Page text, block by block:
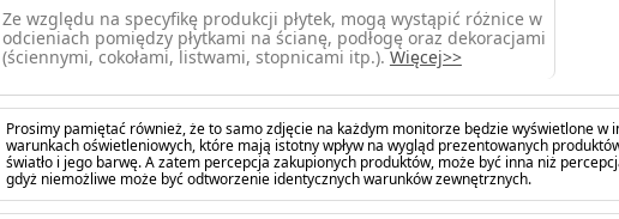
Ze względu na specyfikę produkcji płytek, mogą wystąpić różnice w
odcieniach pomiędzy płytkami na ścianę, podłogę oraz dekoracjami
(ściennymi, cokołami, listwami, stopnicami itp.). Więcej>>
Prosimy pamiętać również, że to samo zdjęcie na każdym monitorze będzie wyświetlone w
warunkach oświetleniowych, które mają istotny wpływ na wygląd prezentowanych
światło i jego barwę. A zatem percepcja zakupionych produktów, może być inna niż
gdyż niemożliwe może być odtworzenie identycznych warunków zewnętrznych.